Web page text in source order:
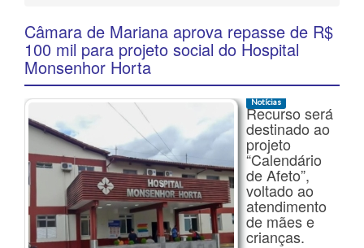
Câmara de Mariana aprova repasse de R$
100 mil para projeto social do Hospital
Monsenhor Horta
Notícias
Recurso será
destinado ao
projeto
“Calendário
de Afeto”,
voltado ao
atendimento
de mães e
crianças.